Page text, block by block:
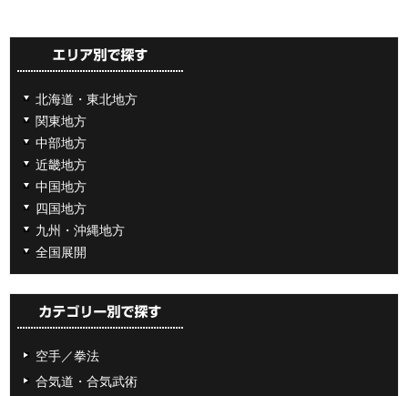
北海道・東北地方
関東地方
中部地方
近畿地方
中国地方
四国地方
九州・沖縄地方
全国展開
空手／拳法
合気道・合気武術